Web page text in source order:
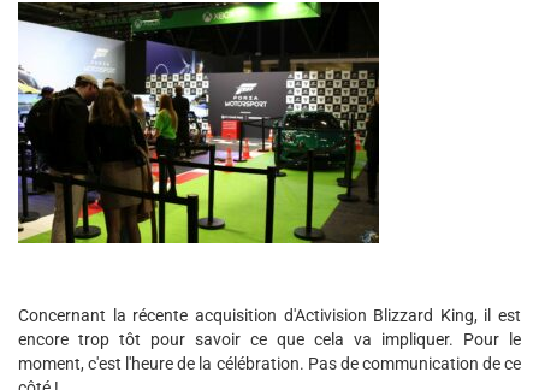
Concernant la récente acquisition d'Activision Blizzard King, il est
encore trop tôt pour savoir ce que cela va impliquer. Pour le
moment, c'est l'heure de la célébration. Pas de communication de ce